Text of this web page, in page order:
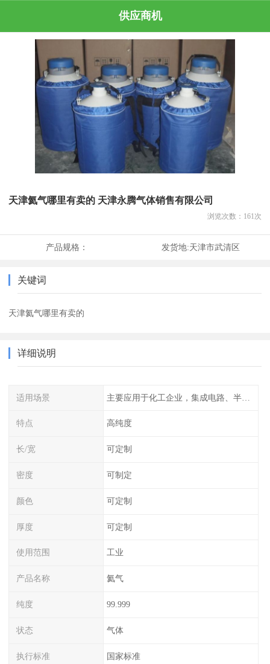
供应商机
天津氦气哪里有卖的 天津永腾气体销售有限公司
浏览次数： 161 次
产品规格： 发货地:天津市武清区
关键词
天津氦气哪里有卖的
详细说明
适用场景 主要应用于化工企业，集成电路、半导体、光伏电池
特点 高纯度
长/宽 可定制
密度 可制定
颜色 可定制
厚度 可定制
使用范围 工业
产品名称 氦气
纯度 99.999
状态 气体
执行标准 国家标准